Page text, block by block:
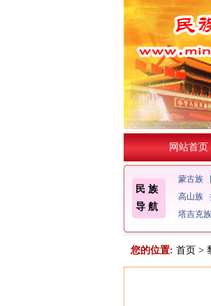
网站首页
民 族
导 航
蒙古族
高山族
塔吉克族
您的位置: 首页 >